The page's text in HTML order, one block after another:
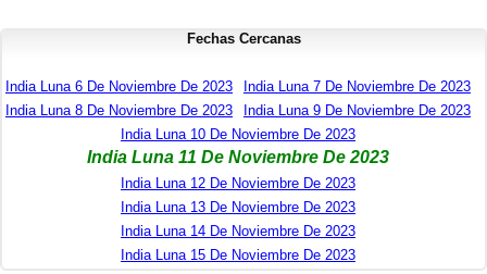
Fechas Cercanas
India Luna 6 De Noviembre De 2023
India Luna 7 De Noviembre De 2023
India Luna 8 De Noviembre De 2023
India Luna 9 De Noviembre De 2023
India Luna 10 De Noviembre De 2023
India Luna 11 De Noviembre De 2023
India Luna 12 De Noviembre De 2023
India Luna 13 De Noviembre De 2023
India Luna 14 De Noviembre De 2023
India Luna 15 De Noviembre De 2023